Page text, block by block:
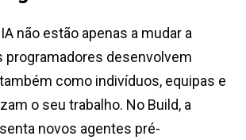
não estão apenas a mudar a
programadores desenvolvem
como indivíduos, equipas e
o seu trabalho. No Build, a
novos agentes pré-